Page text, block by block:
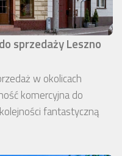
sprzedaży Leszno
w okolicach
komercyjna do
fantastyczną